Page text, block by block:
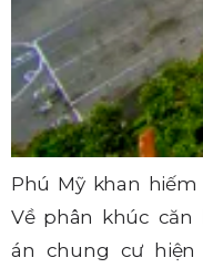
Phú Mỹ khan
Về phân khúc
án chung cư